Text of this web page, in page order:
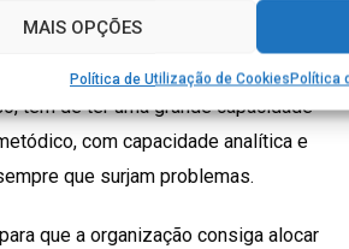
MAIS OPÇÕES
Política de Utilização de CookiesPolítica
é fazer a supervisão de
tem de ter uma grande capacidade
com capacidade analítica e
que surjam problemas.
que a organização consiga alocar